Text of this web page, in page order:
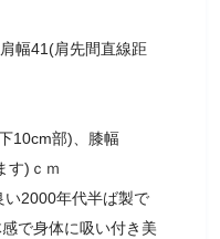
幅41(肩先間直線距
10cm部)、膝幅
す)ｃｍ
い2000年代半ば製で
で身体に吸い付き美